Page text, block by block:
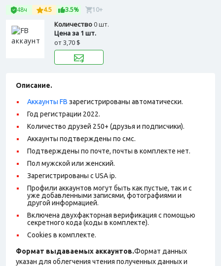
48ч 4.5 3.5% 10+
Количество0 шт.
Цена за 1 шт.
от3,70 $
Описание.
Аккаунты FB зарегистрированы автоматически.
Год регистрации 2022.
Количество друзей 250+ (друзья и подписчики).
Аккаунты подтверждены по смс.
Подтверждены по почте, почты в комплекте нет.
Пол мужской или женский.
Зарегистрированы с USA ip.
Профили аккаунтов могут быть как пустые, так и с
уже добавленными записями, фотографиями и
другой информацией.
Включена двухфакторная верификация с помощью
секретного кода (коды в комплекте).
Cookies в комплекте.
Формат выдаваемых аккаунтов.Формат данных
указан для облегчения чтения полученных данных и